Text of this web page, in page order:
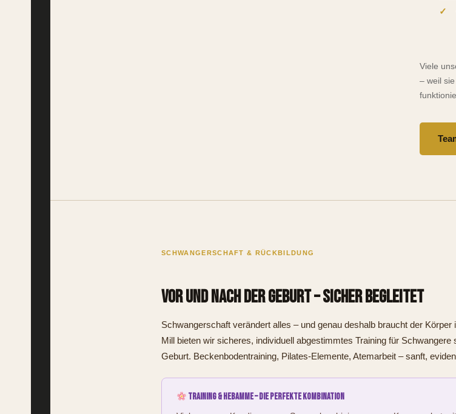
Viele
– weil
SCHWANGERSCHAFT & RÜCKBILDUNG
Vor und nach der Geburt – sicher begleitet
Schwangerschaft verändert alles – und genau deshalb braucht der
Mill bieten wir sicheres, individuell abgestimmtes Training für
Geburt. Beckenbodentraining, Pilates-Elemente, Atem­arbeit – sanft,
Training & Hebamme – die perfekte Kombination